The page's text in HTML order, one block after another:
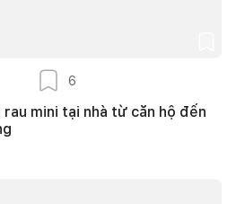
6
mini tại nhà từ căn hộ đến